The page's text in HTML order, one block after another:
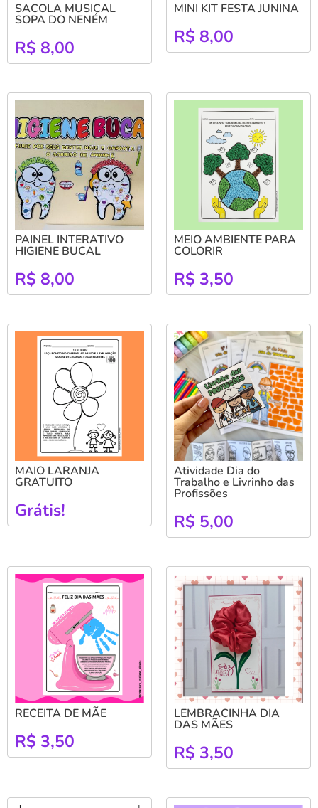
SACOLA MUSICAL
SOPA DO NENÉM
R$ 8,00
MINI KIT FESTA JUNINA
R$ 8,00
PAINEL INTERATIVO
HIGIENE BUCAL
R$ 8,00
MEIO AMBIENTE PARA
COLORIR
R$ 3,50
MAIO LARANJA
GRATUITO
Grátis!
Atividade Dia do
Trabalho e Livrinho das
Profissões
R$ 5,00
RECEITA DE MÃE
R$ 3,50
LEMBRACINHA DIA
DAS MÃES
R$ 3,50